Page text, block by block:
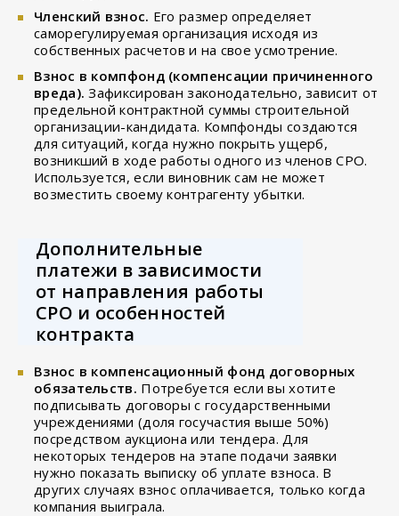
Членский взнос. Его размер определяет
саморегулируемая организация исходя из
собственных расчетов и на свое усмотрение.
Взнос в компфонд (компенсации причиненного
вреда). Зафиксирован законодательно, зависит от
предельной контрактной суммы строительной
организации-кандидата. Компфонды создаются
для ситуаций, когда нужно покрыть ущерб,
возникший в ходе работы одного из членов СРО.
Используется, если виновник сам не может
возместить своему контрагенту убытки.
Дополнительные
платежи в зависимости
от направления работы
СРО и особенностей
контракта
Взнос в компенсационный фонд договорных
обязательств. Потребуется если вы хотите
подписывать договоры с государственными
учреждениями (доля госучастия выше 50%)
посредством аукциона или тендера. Для
некоторых тендеров на этапе подачи заявки
нужно показать выписку об уплате взноса. В
других случаях взнос оплачивается, только когда
компания выиграла.